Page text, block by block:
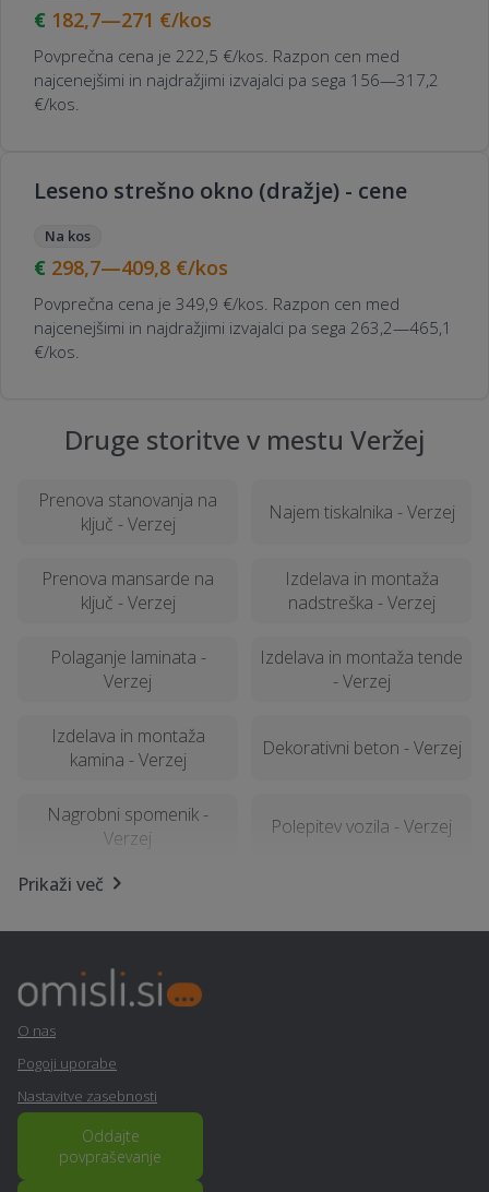
182,7—271 €/kos
Povprečna cena je 222,5 €/kos. Razpon cen med
najcenejšimi in najdražjimi izvajalci pa sega 156—317,2
€/kos.
Leseno strešno okno (dražje) - cene
Na kos
298,7—409,8 €/kos
Povprečna cena je 349,9 €/kos. Razpon cen med
najcenejšimi in najdražjimi izvajalci pa sega 263,2—465,1
€/kos.
Druge storitve v mestu Veržej
Prenova stanovanja na
ključ - Verzej
Najem tiskalnika - Verzej
Prenova mansarde na
ključ - Verzej
Izdelava in montaža
nadstreška - Verzej
Polaganje laminata -
Verzej
Izdelava in montaža tende
- Verzej
Izdelava in montaža
kamina - Verzej
Dekorativni beton - Verzej
Nagrobni spomenik -
Verzej
Polepitev vozila - Verzej
Računalništvo in IT
Polaganje vinila - Verzej
Verzej
Letna kuhinja - Verzej
Prikaži več
O nas
Pogoji uporabe
Nastavitve zasebnosti
Oddajte
povpraševanje